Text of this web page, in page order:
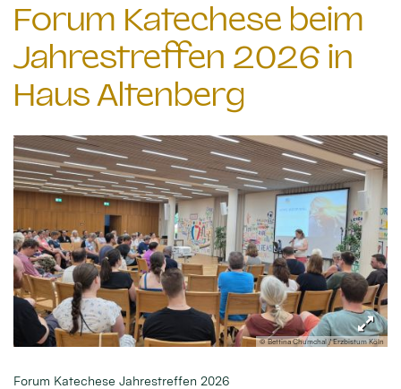
Forum Katechese beim
Jahrestreffen 2026 in
Haus Altenberg
© Bettina Chumchal / Erzbistum Köln
Forum Katechese Jahrestreffen 2026